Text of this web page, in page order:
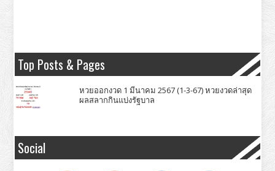
Top Posts & Pages
หวยออกงวด 1 มีนาคม 2567 (1-3-67) หวยงวดล่าสุด
ผลสลากกินแบ่งรัฐบาล
Social